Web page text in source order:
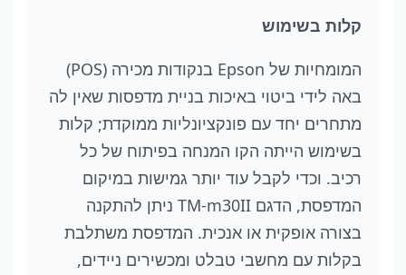
קלות בשימוש
המומחיות של Epson בנקודות מכירה (POS)
באה לידי ביטוי באיכות בניית מדפסות שאין לה
מתחרים יחד עם פונקציונליות ממוקדת; קלות
בשימוש הייתה הקו המנחה בפיתוח של כל
רכיב. וכדי לקבל עוד יותר גמישות במיקום
המדפסת, הדגם TM-m30II ניתן להתקנה
בצורה אופקית או אנכית. המדפסת משתלבת
בקלות עם מחשבי טבלט ומכשירים ניידים,